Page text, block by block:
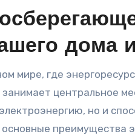
дома
мире, где
занимает центральное
но и
преимущества